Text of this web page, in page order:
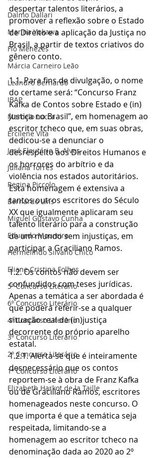
Dalmo Dallari
Marina Yukawa
Flo Menezes
Márcia Carneiro Leão
Leandro Bernardo
IBAP
Marcelo Lucca
Ercilene Vita
José Eleutério B. Alves
Juliana Torres
Regina Piccolo
Bernardo Lins
Miguel Gustavo Cunha
Eduardo Moureira
Hermelindo Silvano Chico
Eliane Cristina Folhes
5º Concurso Literário
6º Concurso Literário
4º Concurso Literário
3º Concurso Literário
2º Concurso Literário
1º Concurso Literário
Elizabeth Harkot de la Taille
despertar talentos literários, a
promover a reflexão sobre o Estado
de Direito e a aplicação da Justiça no
Brasil, a partir de textos criativos do
gênero conto.
1.1. Para fins de divulgação, o nome
do certame será: “Concurso Franz
Kafka de Contos sobre Estado e (in)
Justiça no Brasil”, em homenagem ao
escritor tcheco que, em suas obras,
dedicou-se a denunciar o
desrespeito aos Direitos Humanos e
os horrores do arbítrio e da
violência nos estados autoritários.
Esta homenagem é extensiva a
tantos outros escritores do Século
XX que igualmente aplicaram seu
talento literário para a construção
de um mundo sem injustiças, em
participar a Graciliano Ramos.
1.2. Os contos não devem ser
confundidos com teses jurídicas.
Apenas a temática a ser abordada é
que poderá referir-se a qualquer
situação real de (in)justiça
decorrente do próprio aparelho
estatal.
1.2.1. Alerta-se que é inteiramente
desnecessário que os contos
reportem-se à obra de Franz Kafka
ou de Graciliano Ramos, escritores
homenageados neste concurso. O
que importa é que a temática seja
respeitada, limitando-se a
homenagem ao escritor tcheco na
denominação dada ao 2020 ao 2º